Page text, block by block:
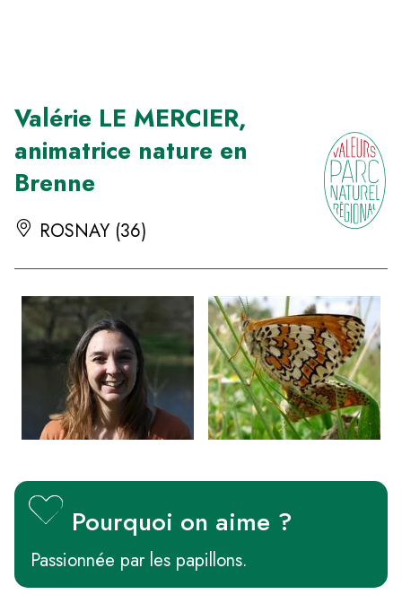
Valérie LE MERCIER,
animatrice nature en
Brenne
ROSNAY (36)
Pourquoi on aime ?
Passionnée par les papillons.